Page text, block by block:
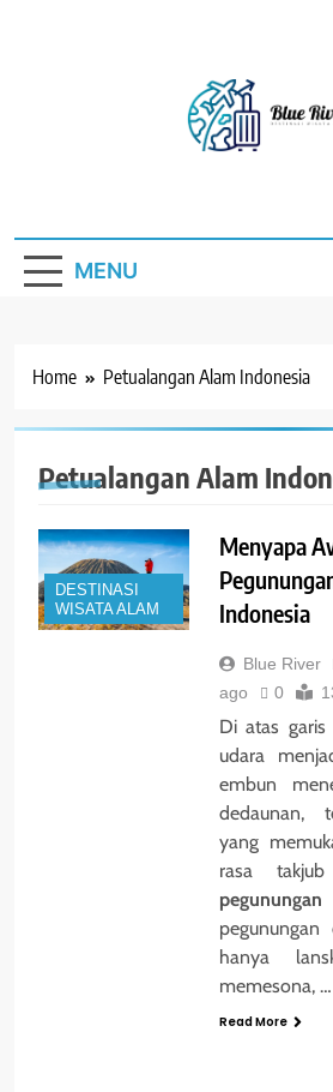
MENU
Home Petualangan Alam Indonesia
Petualangan Alam
DESTINASI
WISATA ALAM
Menyapa
Indonesia
Blue River
ago
0
Di atas garis
udara
embun
dedaunan,
yang
rasa
hanya
memesona, …
Read More